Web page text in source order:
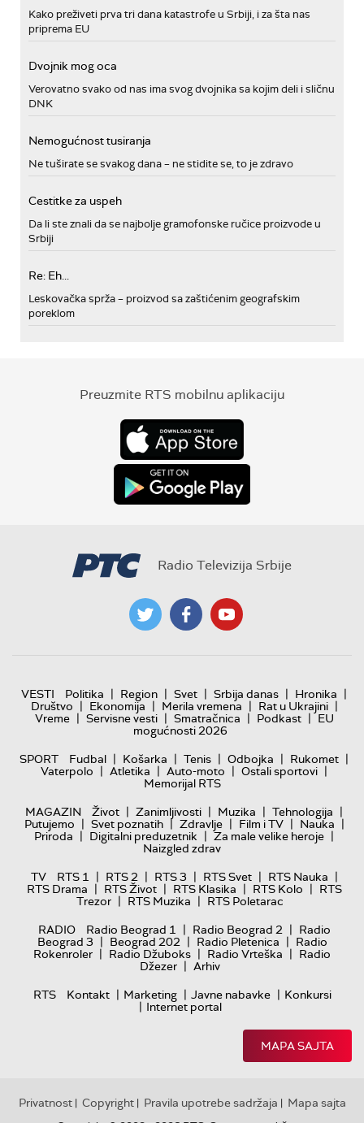
Kako preživeti prva tri dana katastrofe u Srbiji, i za šta nas
priprema EU
Dvojnik mog oca
Verovatno svako od nas ima svog dvojnika sa kojim deli i sličnu
DNK
Nemogućnost tusiranja
Ne tuširate se svakog dana – ne stidite se, to je zdravo
Cestitke za uspeh
Da li ste znali da se najbolje gramofonske ručice proizvode u
Srbiji
Re: Eh...
Leskovačka sprža – proizvod sa zaštićenim geografskim
poreklom
Preuzmite RTS mobilnu aplikaciju
Radio Televizija Srbije
VESTI Politika | Region | Svet | Srbija danas | Hronika |
Društvo | Ekonomija | Merila vremena | Rat u Ukrajini |
Vreme | Servisne vesti | Smatračnica | Podkast | EU
mogućnosti 2026
SPORT
Fudbal | Košarka | Tenis | Odbojka | Rukomet |
Vaterpolo | Atletika | Auto-moto | Ostali sportovi |
Memorijal RTS
MAGAZIN
Život | Zanimljivosti | Muzika | Tehnologija |
Putujemo | Svet poznatih | Zdravlje | Film i TV | Nauka |
Priroda | Digitalni preduzetnik | Za male velike heroje |
Naizgled zdrav
TV
RTS 1 | RTS 2 | RTS 3 | RTS Svet | RTS Nauka |
RTS Drama | RTS Život | RTS Klasika | RTS Kolo | RTS
Trezor | RTS Muzika | RTS Poletarac
RADIO
Radio Beograd 1 | Radio Beograd 2 | Radio
Beograd 3 | Beograd 202 | Radio Pletenica | Radio
Rokenroler | Radio Džuboks | Radio Vrteška | Radio
Džezer | Arhiv
RTS
Kontakt | Marketing | Javne nabavke | Konkursi
| Internet portal
MAPA SAJTA
Privatnost| Copyright| Pravila upotrebe sadržaja | Mapa sajta